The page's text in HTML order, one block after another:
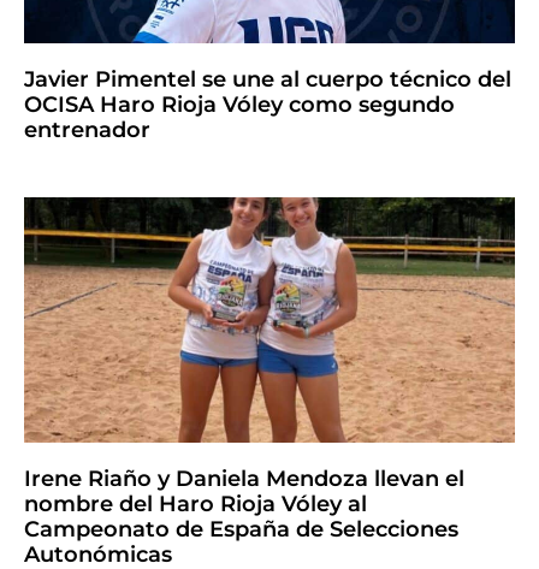
Javier Pimentel se une al cuerpo técnico del
OCISA Haro Rioja Vóley como segundo
entrenador
Irene Riaño y Daniela Mendoza llevan el
nombre del Haro Rioja Vóley al
Campeonato de España de Selecciones
Autonómicas